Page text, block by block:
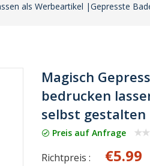
als Werbeartikel |Gepresste
Magisch
bedrucken
selbst gestalten
Preis auf Anfrage
Richtpreis : €5.99